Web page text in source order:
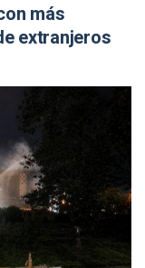
más
extranjeros